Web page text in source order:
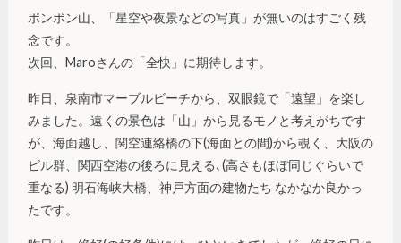
ポンポン山、「星空や夜景などの写真」が無いのはすごく残
念です。
次回、Maroさんの「全快」に期待します。
昨日、泉南市マーブルビーチから、双眼鏡で「遠望」を楽し
みました。遠くの景色は「山」から見るモノと考えがちです
が、海面越し、関空連絡橋の下(海面との間)から覗く、大阪の
ビル群、関西空港の後ろに見える､(高さもほぼ同じぐらいで
重なる) 明石海峡大橋、神戸方面の建物たち なかなか良かっ
たです。